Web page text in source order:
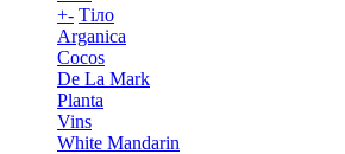
+- Тіло
Arganica
Cocos
De La Mark
Planta
Vins
White Mandarin